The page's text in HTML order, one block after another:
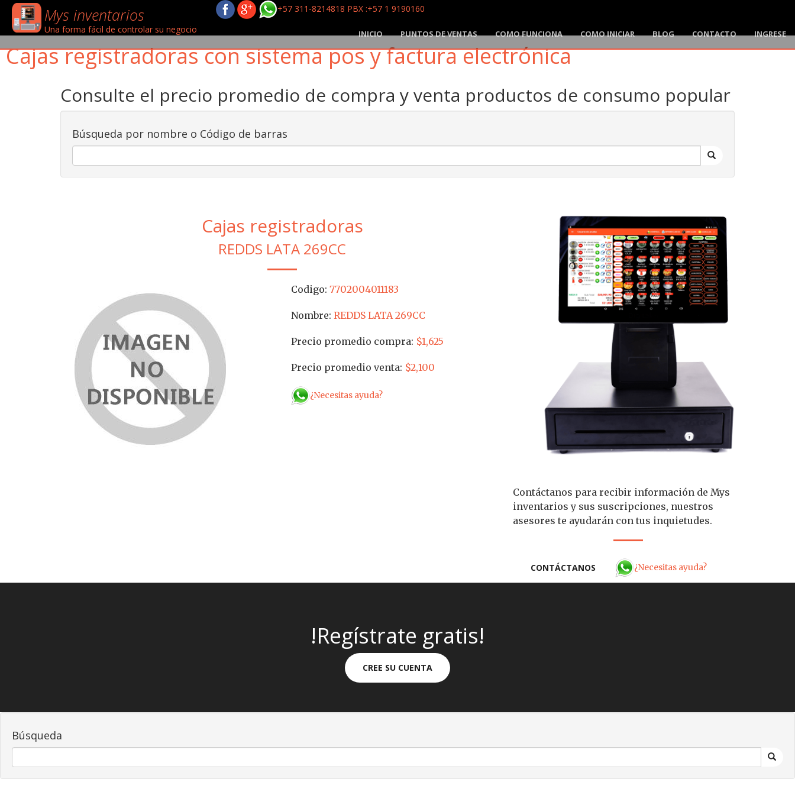
Mys inventarios
Una forma fácil de controlar su negocio
+57 311-8214818 PBX :+57 1 9190160
INICIO PUNTOS DE VENTAS COMO FUNCIONA COMO INICIAR BLOG CONTACTO INGRESE
Cajas registradoras con sistema pos y factura electrónica
Consulte el precio promedio de compra y venta productos de consumo popular
Búsqueda por nombre o Código de barras
Cajas registradoras
REDDS LATA 269CC
Codigo: 7702004011183
Nombre: REDDS LATA 269CC
Precio promedio compra: $1,625
Precio promedio venta: $2,100
¿Necesitas ayuda?
Contáctanos para recibir información de Mys
inventarios y sus suscripciones, nuestros
asesores te ayudarán con tus inquietudes.
CONTÁCTANOS ¿Necesitas ayuda?
!Regístrate gratis!
CREE SU CUENTA
Búsqueda